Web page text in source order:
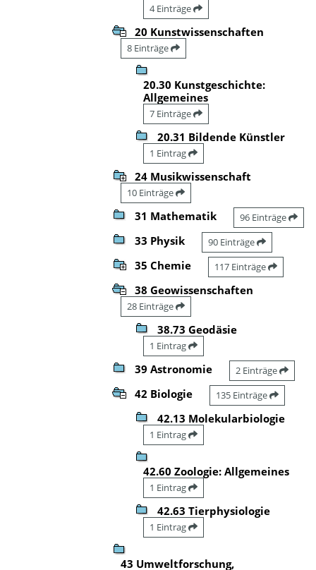
4 Einträge
20 Kunstwissenschaften
8 Einträge
20.30 Kunstgeschichte:
Allgemeines
7 Einträge
20.31 Bildende Künstler
1 Eintrag
24 Musikwissenschaft
10 Einträge
31 Mathematik 96 Einträge
33 Physik 90 Einträge
35 Chemie 117 Einträge
38 Geowissenschaften
28 Einträge
38.73 Geodäsie
1 Eintrag
39 Astronomie 2 Einträge
42 Biologie 135 Einträge
42.13 Molekularbiologie
1 Eintrag
42.60 Zoologie: Allgemeines
1 Eintrag
42.63 Tierphysiologie
1 Eintrag
43 Umweltforschung,